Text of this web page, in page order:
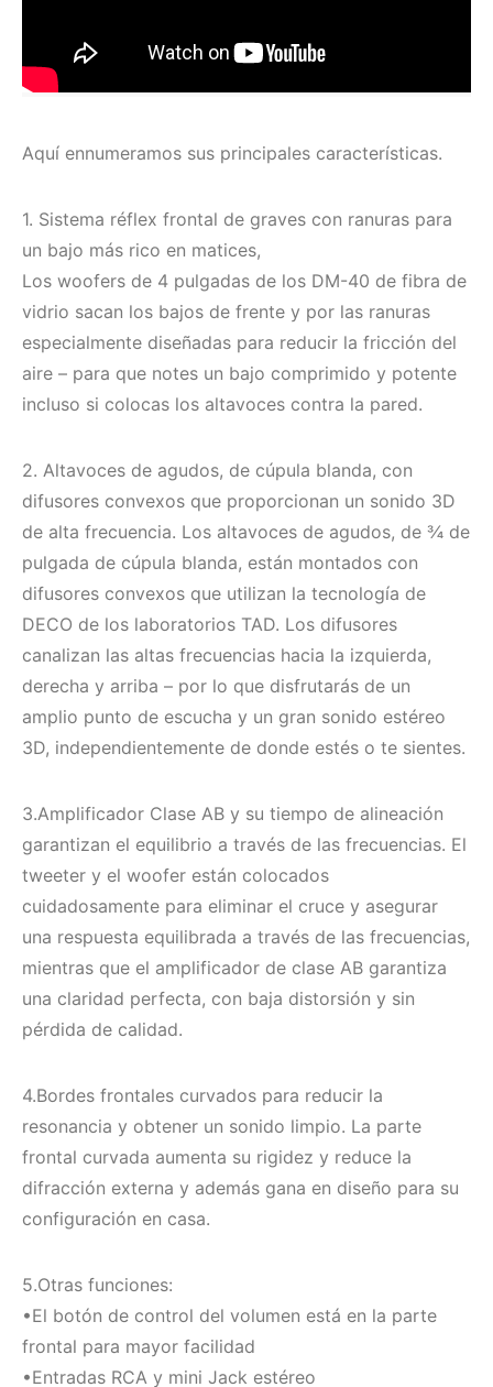
Aquí ennumeramos sus principales características.
1. Sistema réflex frontal de graves con ranuras para
un bajo más rico en matices,
Los woofers de 4 pulgadas de los DM-40 de fibra de
vidrio sacan los bajos de frente y por las ranuras
especialmente diseñadas para reducir la fricción del
aire – para que notes un bajo comprimido y potente
incluso si colocas los altavoces contra la pared.
2. Altavoces de agudos, de cúpula blanda, con
difusores convexos que proporcionan un sonido 3D
de alta frecuencia. Los altavoces de agudos, de ¾ de
pulgada de cúpula blanda, están montados con
difusores convexos que utilizan la tecnología de
DECO de los laboratorios TAD. Los difusores
canalizan las altas frecuencias hacia la izquierda,
derecha y arriba – por lo que disfrutarás de un
amplio punto de escucha y un gran sonido estéreo
3D, independientemente de donde estés o te sientes.
3.Amplificador Clase AB y su tiempo de alineación
garantizan el equilibrio a través de las frecuencias. El
tweeter y el woofer están colocados
cuidadosamente para eliminar el cruce y asegurar
una respuesta equilibrada a través de las frecuencias,
mientras que el amplificador de clase AB garantiza
una claridad perfecta, con baja distorsión y sin
pérdida de calidad.
4.Bordes frontales curvados para reducir la
resonancia y obtener un sonido limpio. La parte
frontal curvada aumenta su rigidez y reduce la
difracción externa y además gana en diseño para su
configuración en casa.
5.Otras funciones:
•El botón de control del volumen está en la parte
frontal para mayor facilidad
•Entradas RCA y mini Jack estéreo